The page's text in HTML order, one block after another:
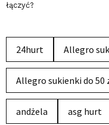
łączyć?
24hurt Allegro
Allegro sukienki do 50
andżela asg hurt